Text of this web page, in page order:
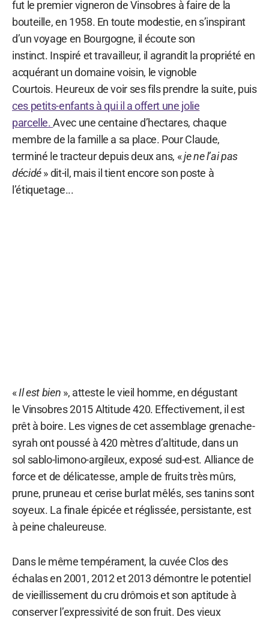
fut le premier vigneron de Vinsobres à faire de la
bouteille, en 1958. En toute modestie, en s’inspirant
d’un voyage en Bourgogne, il écoute son
instinct. Inspiré et travailleur, il agrandit la propriété en
acquérant un domaine voisin, le vignoble
Courtois. Heureux de voir ses fils prendre la suite, puis
ces petits-enfants à qui il a offert une jolie
parcelle.Avec une centaine d’hectares, chaque
membre de la famille a sa place. Pour Claude,
terminé le tracteur depuis deux ans, «je ne l’ai pas
décidé» dit-il, mais il tient encore son poste à
l’étiquetage...
«Il est bien », atteste le vieil homme, en dégustant
le Vinsobres 2015 Altitude 420. Effectivement, il est
prêt à boire. Les vignes de cet assemblage grenache-
syrah ont poussé à 420 mètres d’altitude, dans un
sol sablo-limono-argileux, exposé sud-est. Alliance de
force et de délicatesse, ample de fruits très mûrs,
prune, pruneau et cerise burlat mêlés, ses tanins sont
soyeux. La finale épicée et réglissée, persistante, est
à peine chaleureuse.
Dans le même tempérament, la cuvée Clos des
échalas en 2001, 2012 et 2013 démontre le potentiel
de vieillissement du cru drômois et son aptitude à
conserver l’expressivité de son fruit. Des vieux